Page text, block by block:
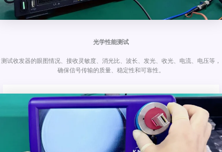
光学性能测试
测试收发器的眼图情况、接收灵敏度、消光比、波长、发光、收光、电流、电压等，
确保信号传输的质量、稳定性和可靠性。